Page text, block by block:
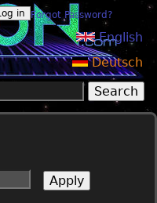
Forgot Password?
English
Deutsch
form